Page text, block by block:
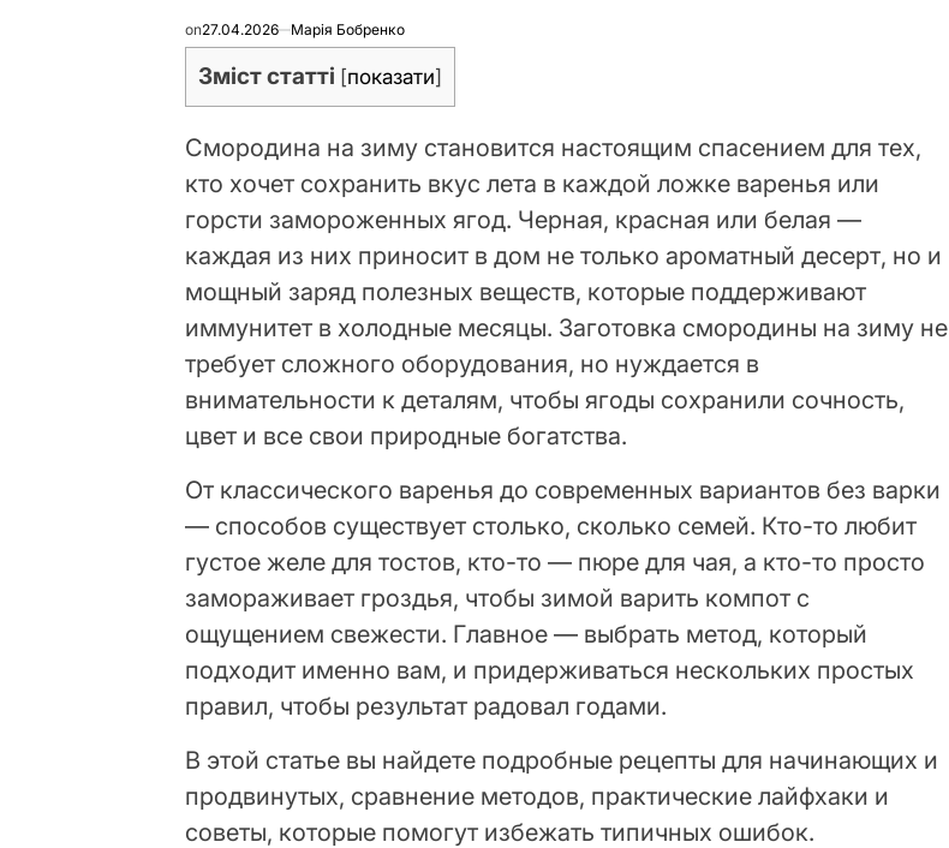
on27.04.2026 Марія Бобренко
Зміст статті [показати]
Смородина на зиму становится настоящим спасением для тех,
кто хочет сохранить вкус лета в каждой ложке варенья или
горсти замороженных ягод. Черная, красная или белая —
каждая из них приносит в дом не только ароматный десерт, но и
мощный заряд полезных веществ, которые поддерживают
иммунитет в холодные месяцы. Заготовка смородины на зиму не
требует сложного оборудования, но нуждается в
внимательности к деталям, чтобы ягоды сохранили сочность,
цвет и все свои природные богатства.
От классического варенья до современных вариантов без варки
— способов существует столько, сколько семей. Кто-то любит
густое желе для тостов, кто-то — пюре для чая, а кто-то просто
замораживает гроздья, чтобы зимой варить компот с
ощущением свежести. Главное — выбрать метод, который
подходит именно вам, и придерживаться нескольких простых
правил, чтобы результат радовал годами.
В этой статье вы найдете подробные рецепты для начинающих и
продвинутых, сравнение методов, практические лайфхаки и
советы, которые помогут избежать типичных ошибок.